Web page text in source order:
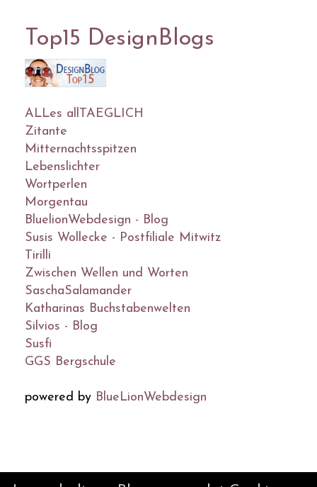
Top15 DesignBlogs
ALLes allTAEGLICH
Zitante
Mitternachtsspitzen
Lebenslichter
Wortperlen
Morgentau
BluelionWebdesign - Blog
Susis Wollecke - Postfiliale Mitwitz
Tirilli
Zwischen Wellen und Worten
SaschaSalamander
Katharinas Buchstabenwelten
Silvios - Blog
Susfi
GGS Bergschule
powered by BlueLionWebdesign